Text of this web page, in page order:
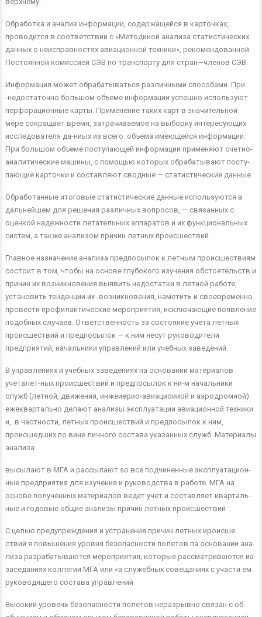
Обработка и анализ информации, содержащейся в карточках,
проводится в соответствии с «Методикой анализа статистических
данных о неисправностях авиационной техники», рекомендованной
Постоянной комиссией СЭВ по транспорту для стран—членов СЭВ.
Информация может обрабатываться различными способами. При
-недостаточно большом объеме информации успешно использу­ют
перфорационные карты. Применение таких карт в значительной
мере сокращает время, затрачиваемое на выборку интересующих
исследователя да-ниых из всего. объема имеющейся информации.
При большом объеме поступающей информации применяют счетно-
аиалитические машины, с помощью которых обрабатывают посту­
пающие карточки и составляют сводные — статистические данные.
Обработанные итоговые статистические данные используются в
дальнейшем для решения различных вопросов, — связанных с
оценкой надежности летательных аппаратов и их функциональных
систем, а также анализом причин летных происшествий.
Главное назначение анализа предпосылок к летным происшест­виям
состоит в том, чтобы на основе глубокого изучения обстоя­тельств и
причин их возникновения выявить недостатки в летиой ра­боте,
установить тенденции их -возникновения, наметить и своевре­менно
провести профилактические мероприятия, исключающие появление
подобных случаев. Ответственность за состояние учета летных
происшествий и предпосылок — к ним несут руководители
предприятий, начальники управлений или учебных заведений.
В управлениях и учебных заведениях на основании материалов
учеталет-ных происшествий и предпосылок к ни-м начальники
служб (летной, движения, инжеиерио-авиациоииой и аэродромной)
еже­квартально делают анализы эксплуатации авиационной техники
и, .в частности, летных происшествий и предпосылок к ним,
происшед­ших по вине личного состава указанных служб. Материалы
анализа
высылают в МГА и рассылают so все подчиненные эксплуатацион­
ные предприятия для изучения и руководства в работе. МГА на
основе полученных материалов ведет учет и составляет кварталь­
ные и годовые общие анализы причин летных происшествий
С целью предупреждения и устранения причин летных ироисше
ствий я повышения уровня безопасности полетов па основании ана­
лиза разрабатываются мероприятия, которые рассматриваются иа
заседаниях коллегии МГА или «а служебных совещаниях с участи ем
руководящего состава управлений
Высокий уровень безопасности полетов неразрывно связан с об­